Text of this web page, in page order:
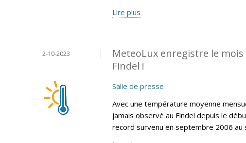
Lire plus
MeteoLux enregistre le
Findel !
2-10-2023
Salle de presse
Avec une température moyenne
jamais observé au Findel depuis le
record survenu en septembre 2006 au